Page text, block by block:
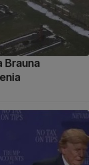
Brauna